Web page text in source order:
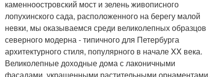
каменноостровский мост и зелень живописного
лопухинского сада, расположенного на берегу малой
невки, мы оказываемся среди великолепных образцов
северного модерна - типичного для Петербурга
архитектурного стиля, популярного в начале XX века.
Великолепные доходные дома с лаконичными
фасадами, украшенными растительными орнаментами,